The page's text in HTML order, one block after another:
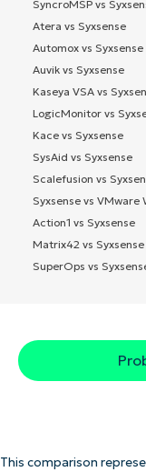
SyncroMSP vs
Atera vs Syxsense
Automox vs Syxsense
Auvik vs Syxsense
Kaseya VSA vs
LogicMonitor vs
Kace vs Syxsense
SysAid vs Syxsense
Scalefusion vs
Syxsense vs VMware
Action1 vs Syxsense
Matrix42 vs Syxsense
SuperOps vs
This comparison